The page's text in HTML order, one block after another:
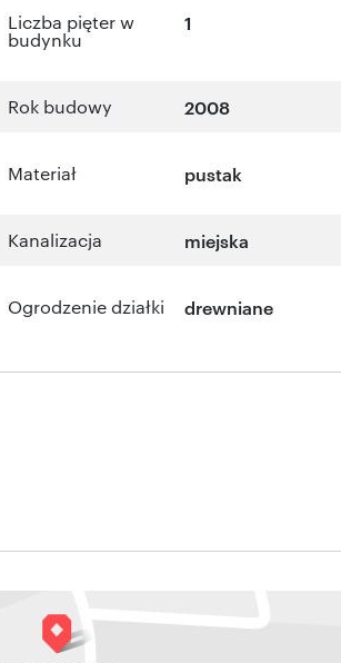
Liczba pięter w
budynku
1
Rok budowy 2008
Materiał pustak
Kanalizacja miejska
Ogrodzenie działki drewniane